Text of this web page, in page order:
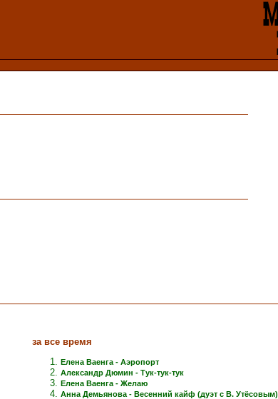
за все время
Елена Ваенга - Аэропорт
Александр Дюмин - Тук-тук-тук
Елена Ваенга - Желаю
Анна Демьянова - Весенний кайф (дуэт с В. Утёсовым)